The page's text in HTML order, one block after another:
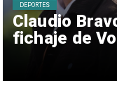
Claudio
fichaje de
DEPORTES